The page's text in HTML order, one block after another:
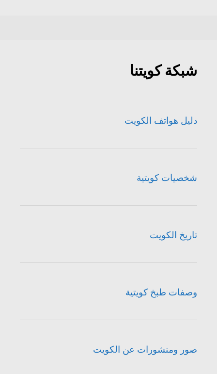
شبكة كويتنا
دليل هواتف الكويت
شخصيات كويتية
تاريخ الكويت
وصفات طبخ كويتية
صور ومنشورات عن الكويت